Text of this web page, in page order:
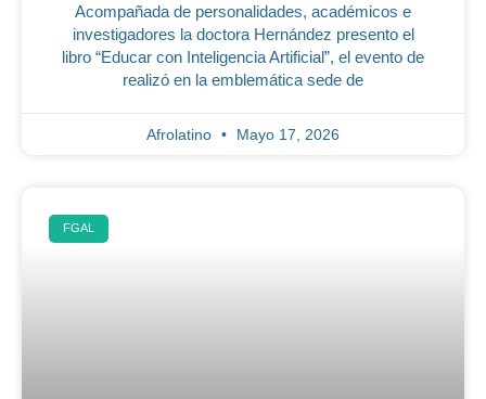
Acompañada de personalidades, académicos e
investigadores la doctora Hernández presento el
libro “Educar con Inteligencia Artificial”, el evento de
realizó en la emblemática sede de
Afrolatino Mayo 17, 2026
FGAL